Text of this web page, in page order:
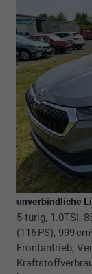
unverbindliche
5-türig, 1.0TSI,
(116 PS), 999
Frontantrieb,